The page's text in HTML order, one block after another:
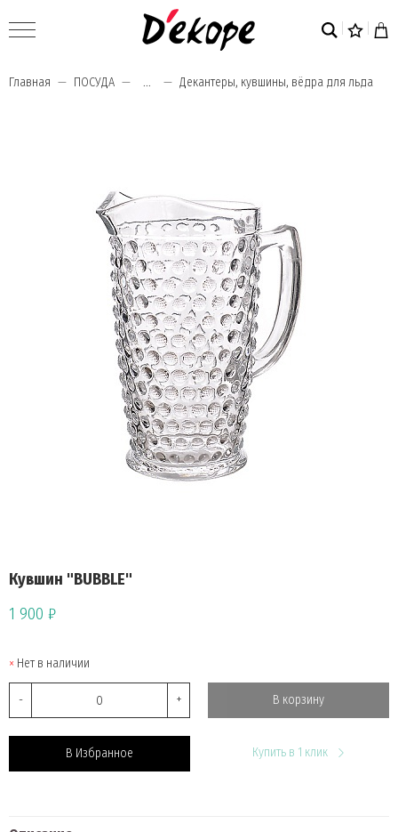
Главная ПОСУДА ... Декантеры, кувшины, вёдра для льда
Кувшин "BUBBLE"
1 900 ₽
Нет в наличии
- + В корзину
В Избранное Купить в 1 клик